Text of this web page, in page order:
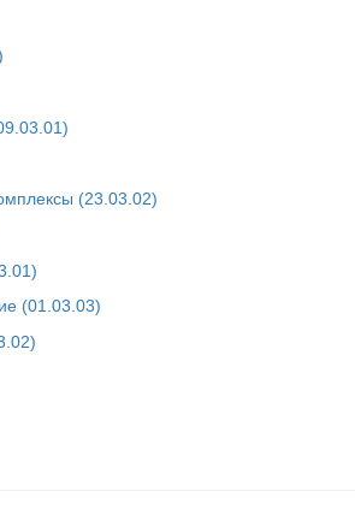
(23.03.02)
(01.03.03)